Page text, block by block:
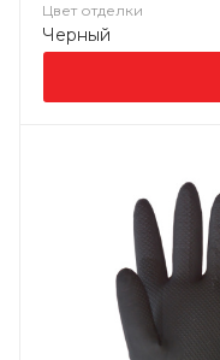
Цвет отделки
Черный